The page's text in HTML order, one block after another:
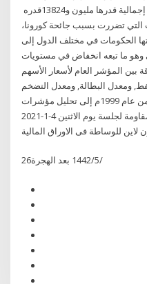
تضررت بسبب جائحة كورونا،
الحكومات في مختلف الدول إلى
ما تبعه انخفاض في مستويات
بين المؤشر العام لأسعار الأسهم
ومعدل البطالة, ومعدل التضخم
والأزمة المالية العالمية خلال الفترة من عام 1999م إلى تحليل مؤشرات
البورصة المصرية و جدول الدعم والمقاومة لجلسة يوم الاثنين 4-1-2021
للوساطة فى الاوراق المالية
26‏‏/5‏‏/1442 بعد الهجرة